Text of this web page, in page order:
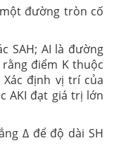
đường tròn cố
SAH; AI là đường
điểm K thuộc
định vị trí của
AKI đạt giá trị lớn
∆ để độ dài SH